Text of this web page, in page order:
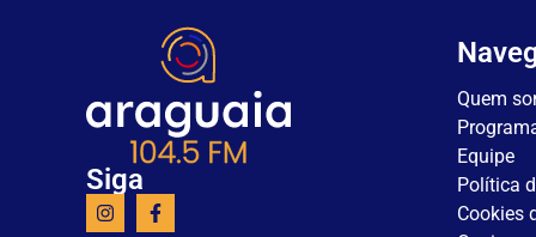
Siga
Quem
Equipe
Política
Cookies